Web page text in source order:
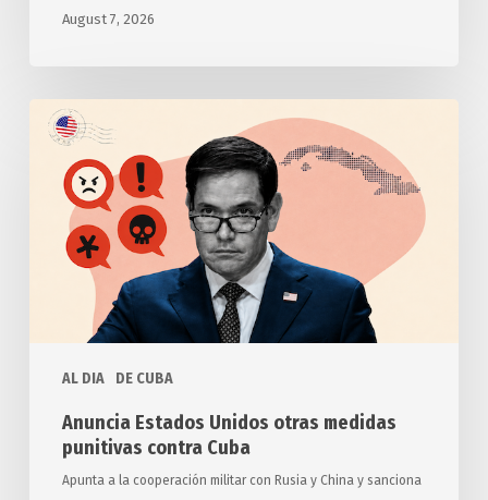
August 7, 2026
AL DIA DE CUBA
Anuncia
Estados
Unidos
medidas
punitivas
Anuncia Estados Unidos otras medidas
punitivas contra Cuba
Apunta a la cooperación militar con Rusia y China y sanciona